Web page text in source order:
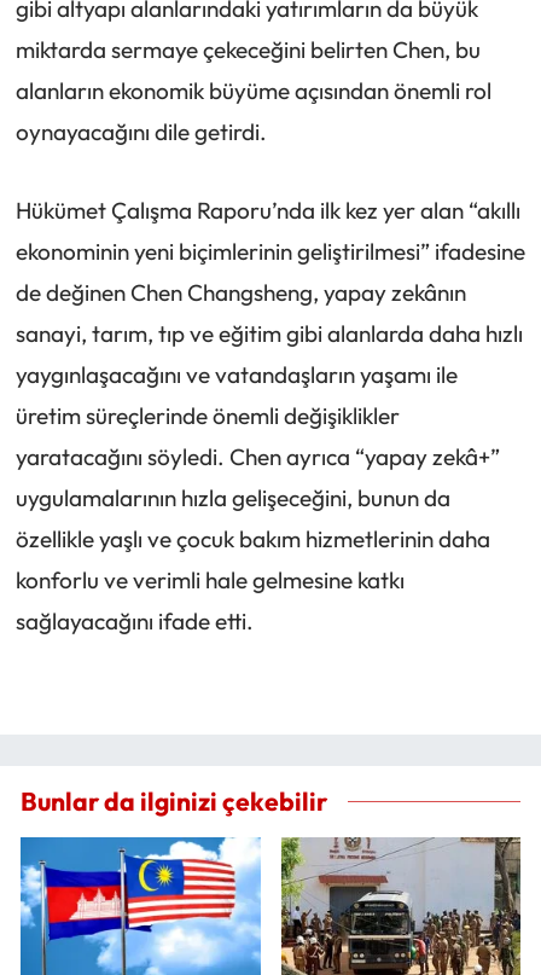
gibi altyapı alanlarındaki yatırımların da büyük
miktarda sermaye çekeceğini belirten Chen, bu
alanların ekonomik büyüme açısından önemli rol
oynayacağını dile getirdi.
Hükümet Çalışma Raporu’nda ilk kez yer alan “akıllı
ekonominin yeni biçimlerinin geliştirilmesi” ifadesine
de değinen Chen Changsheng, yapay zekânın
sanayi, tarım, tıp ve eğitim gibi alanlarda daha hızlı
yaygınlaşacağını ve vatandaşların yaşamı ile
üretim süreçlerinde önemli değişiklikler
yaratacağını söyledi. Chen ayrıca “yapay zekâ+”
uygulamalarının hızla gelişeceğini, bunun da
özellikle yaşlı ve çocuk bakım hizmetlerinin daha
konforlu ve verimli hale gelmesine katkı
sağlayacağını ifade etti.
Bunlar da ilginizi çekebilir